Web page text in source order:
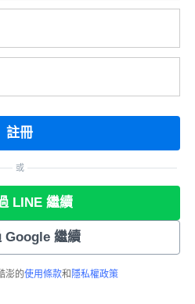
註冊
或
LINE 繼續
Google 繼續
澎的使用條款和 隱私權政策